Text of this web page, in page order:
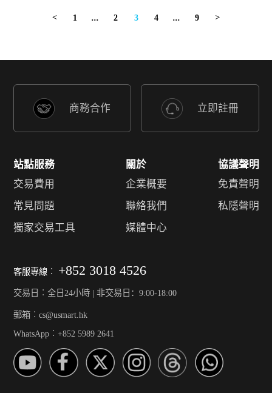
< 1 ... 2 3 4 ... 9 >
商務合作 立即註冊
站點服務
交易費用
常見問題
獨家交易工具
關於
企業概要
聯絡我們
媒體中心
協議聲明
免責聲明
私隱聲明
客服專線︰ +852 3018 4526
交易日︰全日24小時 | 非交易日：9:00-18:00
郵箱︰cs@usmart.hk
WhatsApp︰+852 5989 2641